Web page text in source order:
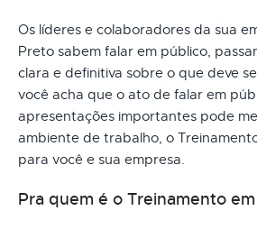
Os líderes e colaboradores da sua
Preto sabem falar em público,
clara e definitiva sobre o que deve
você acha que o ato de falar em
apresentações importantes pode
ambiente de trabalho, o
para você e sua empresa.
Pra quem é o Treinamento